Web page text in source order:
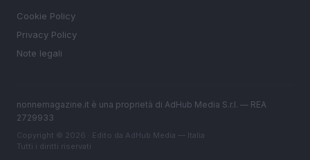
Cookie Policy
Privacy Policy
Note legali
nonnemagazine.it è una proprietà di AdHub Media S.r.l. — REA
2729933
Copyright © 2026 · Edito da AdHub Media — Italia
Tutti i diritti riservati